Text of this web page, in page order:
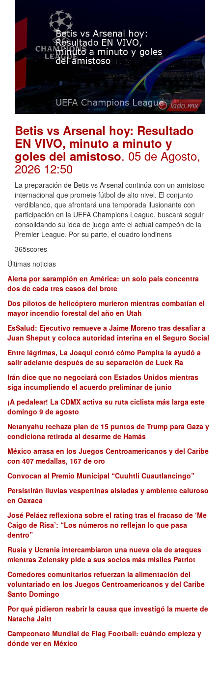
Betis vs Arsenal hoy: Resultado
EN VIVO, minuto a minuto y
goles del amistoso. 05 de Agosto,
2026 12:50
La preparación de Betis vs Arsenal continúa con un amistoso
internacional que promete fútbol de alto nivel. El conjunto
verdiblanco, que afrontará una temporada ilusionante con
participación en la UEFA Champions League, buscará seguir
consolidando su idea de juego ante el actual campeón de la
Premier League. Por su parte, el cuadro londinens
365scores
Últimas noticias
Alerta por sarampión en América: un solo país concentra
dos de cada tres casos del brote
Dos pilotos de helicóptero murieron mientras combatían el
mayor incendio forestal del año en Utah
EsSalud: Ejecutivo remueve a Jaime Moreno tras desafiar a
Juan Sheput y coloca autoridad interina en el Seguro Social
Entre lágrimas, La Joaqui contó cómo Pampita la ayudó a
salir adelante después de su separación de Luck Ra
Irán dice que no negociará con Estados Unidos mientras
siga incumpliendo el acuerdo preliminar de junio
¡A pedalear! La CDMX activa su ruta ciclista más larga este
domingo 9 de agosto
Netanyahu rechaza plan de 15 puntos de Trump para Gaza y
condiciona retirada al desarme de Hamás
México arrasa en los Juegos Centroamericanos y del Caribe
con 407 medallas, 167 de oro
Convocan al Premio Municipal “Cuuhtli Cuautlancingo”
Persistirán lluvias vespertinas aisladas y ambiente caluroso
en Oaxaca
José Peláez reflexiona sobre el rating tras el fracaso de ‘Me
Caigo de Risa’: “Los números no reflejan lo que pasa
dentro”
Rusia y Ucrania intercambiaron una nueva ola de ataques
mientras Zelensky pide a sus socios más misiles Patriot
Comedores comunitarios refuerzan la alimentación del
voluntariado en los Juegos Centroamericanos y del Caribe
Santo Domingo
Por qué pidieron reabrir la causa que investigó la muerte de
Natacha Jaitt
Campeonato Mundial de Flag Football: cuándo empieza y
dónde ver en México